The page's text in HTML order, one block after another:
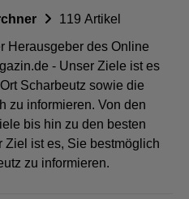
119 Artikel
Herausgeber des Online
- Unser Ziele ist es
Scharbeutz sowie die
zu informieren. Von den
bis hin zu den besten
Ziel ist es, Sie bestmöglich
zu informieren.